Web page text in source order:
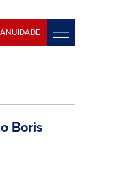
ANUIDADE
Boris